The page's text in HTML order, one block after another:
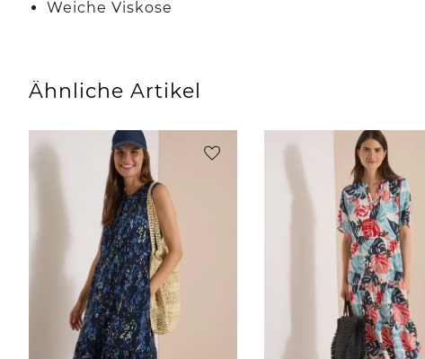
Weiche Viskose
Ähnliche Artikel